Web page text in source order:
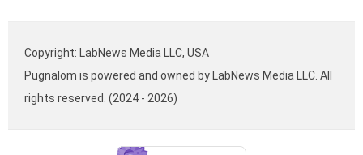
Copyright: LabNews Media LLC, USA
Pugnalom is powered and owned by LabNews Media LLC. All
rights reserved. (2024 - 2026)